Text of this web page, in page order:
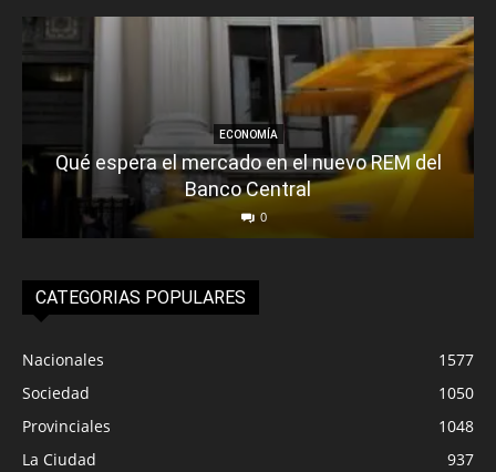
ECONOMÍA
Qué espera el mercado en el nuevo REM del
Banco Central
0
CATEGORIAS POPULARES
Nacionales
1577
Sociedad
1050
Provinciales
1048
La Ciudad
937